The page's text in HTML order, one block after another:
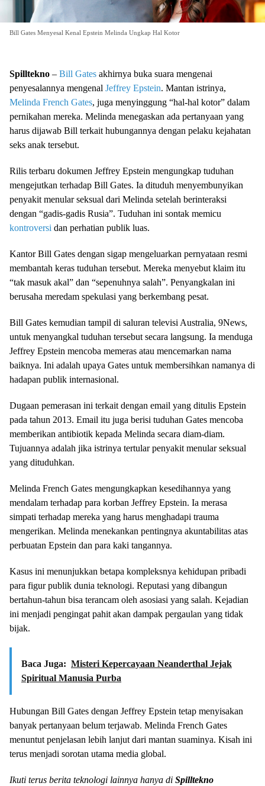
Bill Gates Menyesal Kenal Epstein Melinda Ungkap Hal Kotor
Spilltekno – Bill Gates akhirnya buka suara mengenai
penyesalannya mengenal Jeffrey Epstein. Mantan istrinya,
Melinda French Gates, juga menyinggung “hal-hal kotor” dalam
pernikahan mereka. Melinda menegaskan ada pertanyaan yang
harus dijawab Bill terkait hubungannya dengan pelaku kejahatan
seks anak tersebut.
Rilis terbaru dokumen Jeffrey Epstein mengungkap tuduhan
mengejutkan terhadap Bill Gates. Ia dituduh menyembunyikan
penyakit menular seksual dari Melinda setelah berinteraksi
dengan “gadis-gadis Rusia”. Tuduhan ini sontak memicu
kontroversi dan perhatian publik luas.
Kantor Bill Gates dengan sigap mengeluarkan pernyataan resmi
membantah keras tuduhan tersebut. Mereka menyebut klaim itu
“tak masuk akal” dan “sepenuhnya salah”. Penyangkalan ini
berusaha meredam spekulasi yang berkembang pesat.
Bill Gates kemudian tampil di saluran televisi Australia, 9News,
untuk menyangkal tuduhan tersebut secara langsung. Ia menduga
Jeffrey Epstein mencoba memeras atau mencemarkan nama
baiknya. Ini adalah upaya Gates untuk membersihkan namanya di
hadapan publik internasional.
Dugaan pemerasan ini terkait dengan email yang ditulis Epstein
pada tahun 2013. Email itu juga berisi tuduhan Gates mencoba
memberikan antibiotik kepada Melinda secara diam-diam.
Tujuannya adalah jika istrinya tertular penyakit menular seksual
yang dituduhkan.
Melinda French Gates mengungkapkan kesedihannya yang
mendalam terhadap para korban Jeffrey Epstein. Ia merasa
simpati terhadap mereka yang harus menghadapi trauma
mengerikan. Melinda menekankan pentingnya akuntabilitas atas
perbuatan Epstein dan para kaki tangannya.
Kasus ini menunjukkan betapa kompleksnya kehidupan pribadi
para figur publik dunia teknologi. Reputasi yang dibangun
bertahun-tahun bisa terancam oleh asosiasi yang salah. Kejadian
ini menjadi pengingat pahit akan dampak pergaulan yang tidak
bijak.
Baca Juga: Misteri Kepercayaan Neanderthal Jejak
Spiritual Manusia Purba
Hubungan Bill Gates dengan Jeffrey Epstein tetap menyisakan
banyak pertanyaan belum terjawab. Melinda French Gates
menuntut penjelasan lebih lanjut dari mantan suaminya. Kisah ini
terus menjadi sorotan utama media global.
Ikuti terus berita teknologi lainnya hanya di Spilltekno